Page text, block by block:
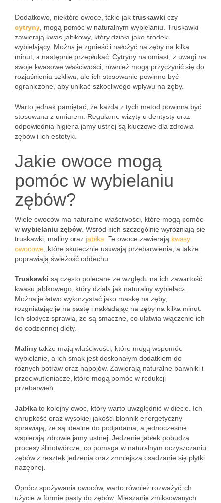
Dodatkowo, niektóre owoce, takie jak truskawki czy
cytryny , mogą pomóc w naturalnym wybielaniu. Truskawki
zawierają kwas jabłkowy, który działa jako środek
wybielający. Można je zgnieść i nałożyć na zęby na kilka
minut, a następnie przepłukać. Cytryny natomiast, z uwagi na
swoje kwasowe właściwości, również mogą przyczynić się do
rozjaśnienia szkliwa, ale ich stosowanie powinno być
ograniczone, aby unikać szkodliwego wpływu na zęby.
Warto jednak pamiętać, że każda z tych metod powinna być
stosowana z umiarem. Regularne wizyty u dentysty oraz
odpowiednia higiena jamy ustnej są kluczowe dla zdrowia
zębów i ich estetyki.
Jakie owoce mogą
pomóc w wybielaniu
zębów?
Wiele owoców ma naturalne właściwości, które mogą pomóc
w wybielaniu zębów . Wśród nich szczególnie wyróżniają się
truskawki, maliny oraz jabłka . Te owoce zawierają kwasy
owocowe , które skutecznie usuwają przebarwienia, a także
poprawiają świeżość oddechu.
Truskawki są często polecane ze względu na ich zawartość
kwasu jabłkowego, który działa jak naturalny wybielacz.
Można je łatwo wykorzystać jako maskę na zęby,
rozgniatając je na pastę i nakładając na zęby na kilka minut.
Ich słodycz sprawia, że są smaczne, co ułatwia włączenie ich
do codziennej diety.
Maliny także mają właściwości, które mogą wspomóc
wybielanie, a ich smak jest doskonałym dodatkiem do
różnych potraw oraz napojów. Zawierają naturalne barwniki i
przeciwutleniacze, które mogą pomóc w redukcji
przebarwień.
Jabłka to kolejny owoc, który warto uwzględnić w diecie. Ich
chrupkość oraz wysokiej jakości błonnik energetyczny
sprawiają, że są idealne do podjadania, a jednocześnie
wspierają zdrowie jamy ustnej. Jedzenie jabłek pobudza
procesy ślinotwórcze, co pomaga w naturalnym oczyszczaniu
zębów z resztek jedzenia oraz zmniejsza osadzanie się płytki
nazębnej.
Oprócz spożywania owoców, warto również rozważyć ich
użycie w formie pasty do zębów. Mieszanie zmiksowanych